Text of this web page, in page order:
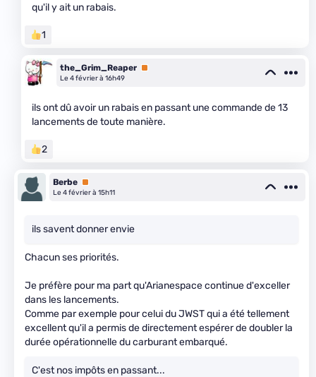
qu'il y ait un rabais.
1
the_Grim_Reaper Premium
Le 4 février à 16h49
ils ont dû avoir un rabais en passant une commande de 13
lancements de toute manière.
2
Berbe Premium
Le 4 février à 15h11
ils savent donner envie
Chacun ses priorités.
Je préfère pour ma part qu'Arianespace continue d'exceller
dans les lancements.
Comme par exemple pour celui du JWST qui a été tellement
excellent qu'il a permis de directement espérer de doubler la
durée opérationnelle du carburant embarqué.
C'est nos impôts en passant...